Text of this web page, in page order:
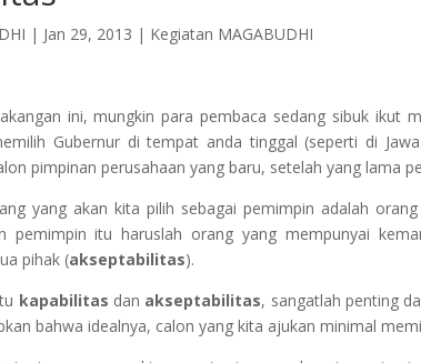
| Jan 29, 2013 | Kegiatan MAGABUDHI
ini, mungkin para pembaca sedang sibuk ikut
Gubernur di tempat anda tinggal (seperti di
pimpinan perusahaan yang baru, setelah yang lama
yang akan kita pilih sebagai pemimpin adalah
pemimpin itu haruslah orang yang mempunyai
pihak (akseptabilitas).
kapabilitas dan akseptabilitas, sangatlah penting
bahwa idealnya, calon yang kita ajukan minimal